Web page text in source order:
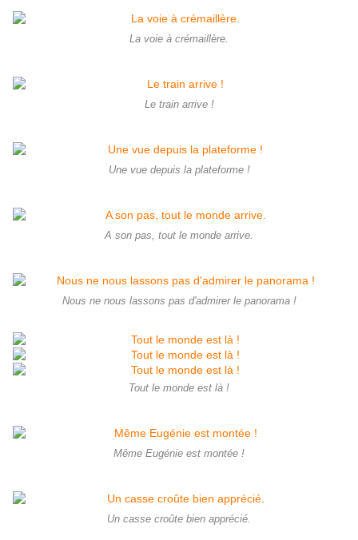
La voie à crémaillère.
Le train arrive !
Une vue depuis la plateforme !
A son pas, tout le monde arrive.
Nous ne nous lassons pas d'admirer le panorama !
Tout le monde est là !
Même Eugénie est montée !
Un casse croûte bien apprécié.